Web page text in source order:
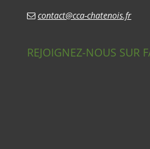
contact@cca-chatenois.fr
REJOIGNEZ-NOUS SUR